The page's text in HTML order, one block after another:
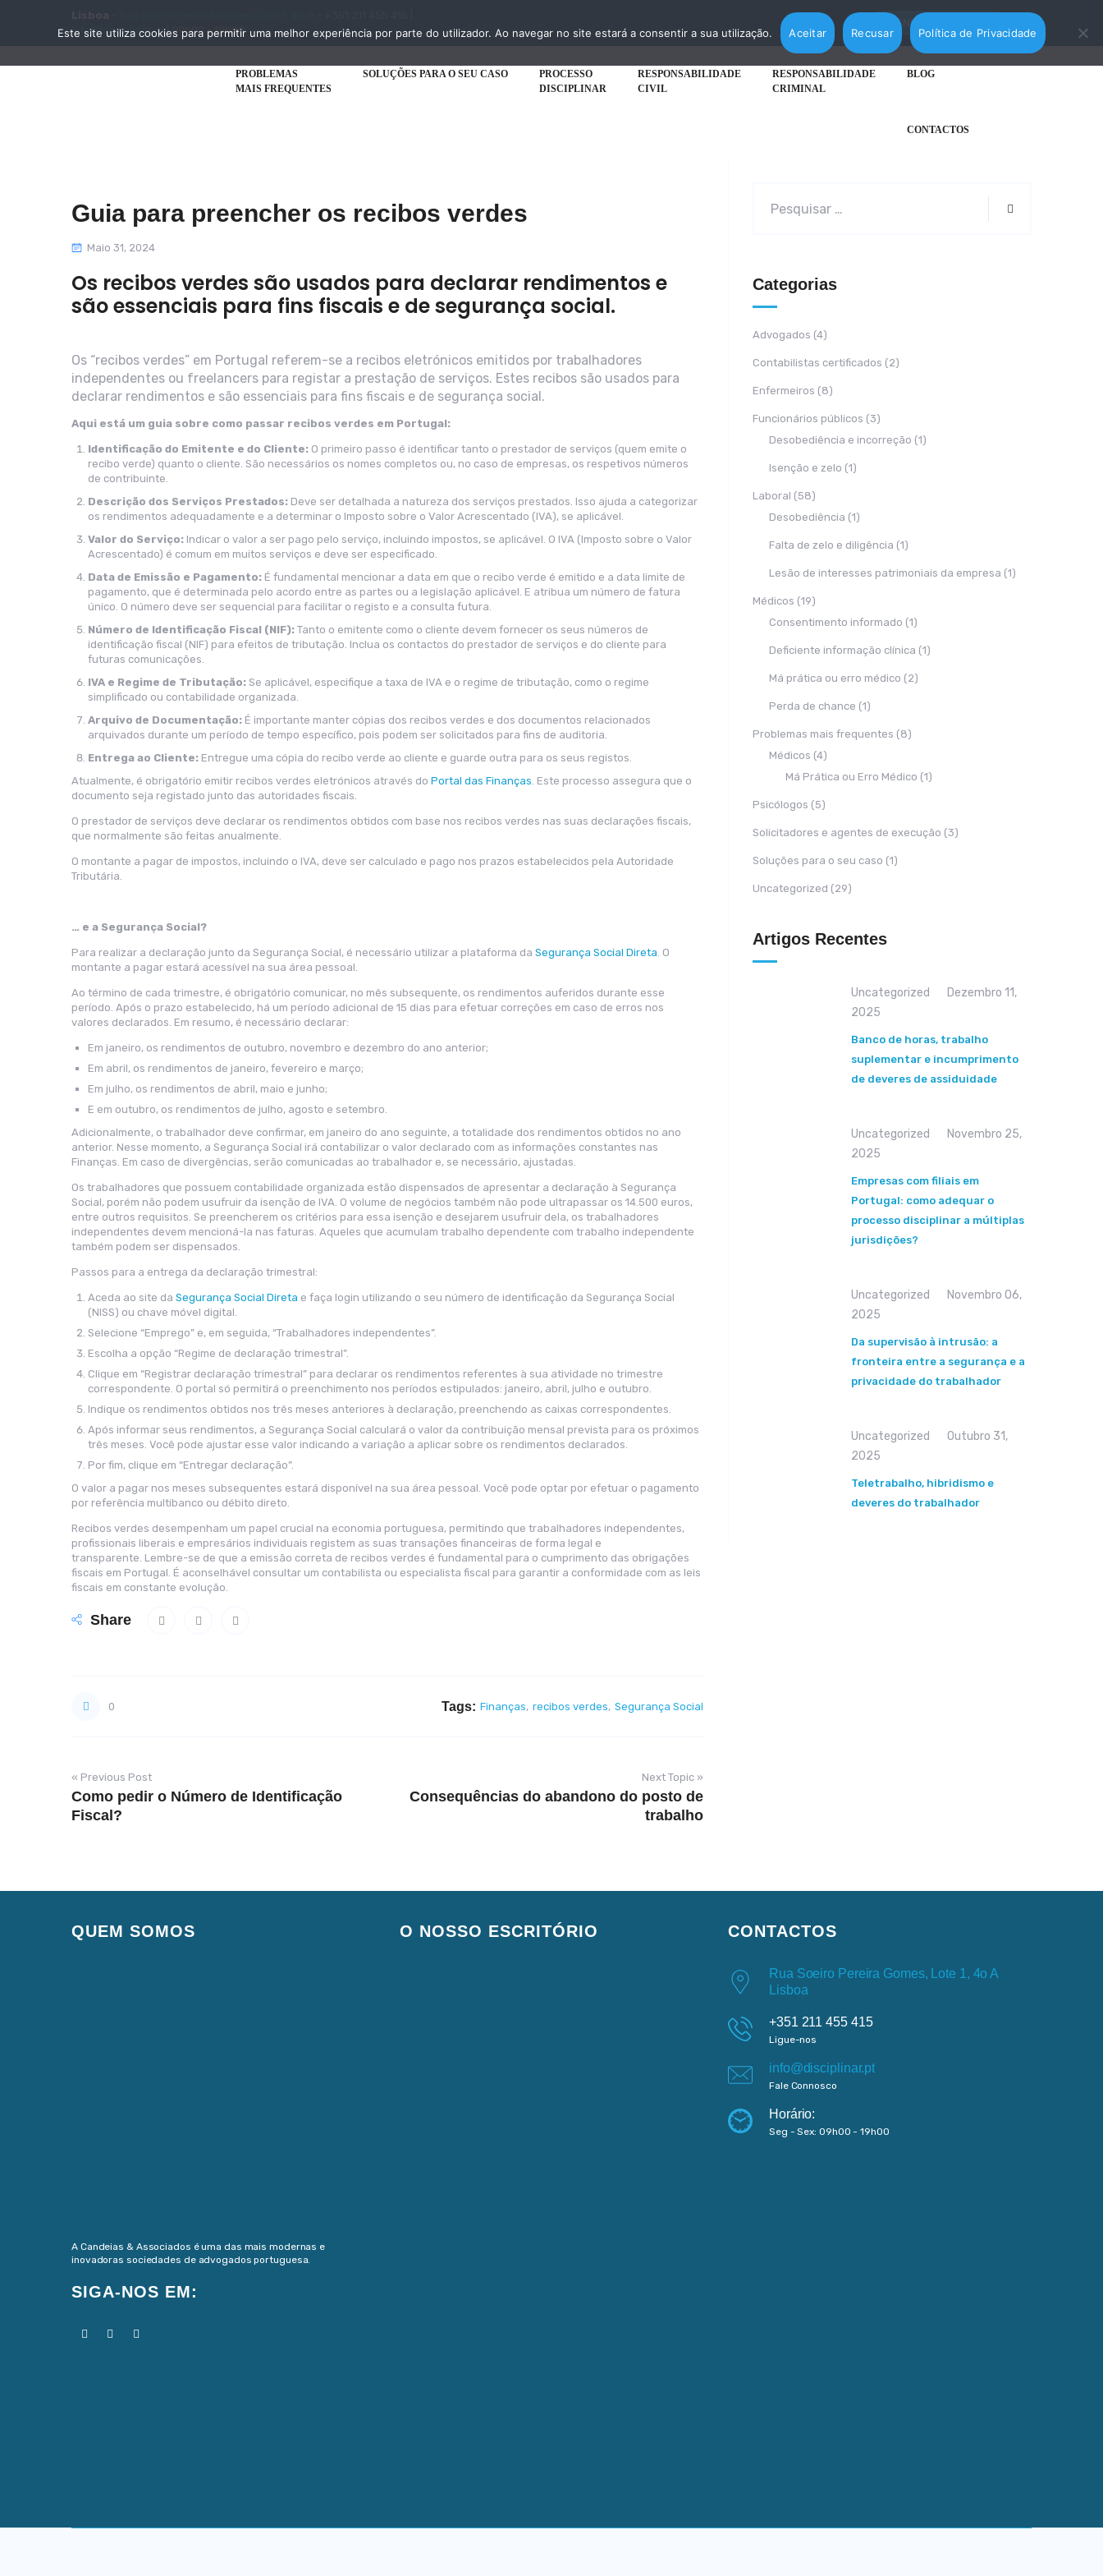
info@disciplinar.pt| 09h00 - 19h00
AGENDAR MARCAÇÃO
PROBLEMAS
MAIS FREQUENTES
SOLUÇÕES PARA O SEU CASO
PROCESSO
DISCIPLINAR
RESPONSABILIDADE
CIVIL
RESPONSABILIDADE
CRIMINAL
BLOG
CONTACTOS
Guia para preencher os recibos verdes
Maio 31, 2024
Os recibos verdes são usados para declarar rendimentos e
são essenciais para fins fiscais e de segurança social.
Os “recibos verdes” em Portugal referem-se a recibos eletrónicos emitidos por trabalhadores
independentes ou freelancers para registar a prestação de serviços. Estes recibos são usados para
declarar rendimentos e são essenciais para fins fiscais e de segurança social.
Aqui está um guia sobre como passar recibos verdes em Portugal:
Identificação do Emitente e do Cliente: O primeiro passo é identificar tanto o prestador de serviços (quem emite o
recibo verde) quanto o cliente. São necessários os nomes completos ou, no caso de empresas, os respetivos números
de contribuinte.
Descrição dos Serviços Prestados: Deve ser detalhada a natureza dos serviços prestados. Isso ajuda a categorizar
os rendimentos adequadamente e a determinar o Imposto sobre o Valor Acrescentado (IVA), se aplicável.
Valor do Serviço: Indicar o valor a ser pago pelo serviço, incluindo impostos, se aplicável. O IVA (Imposto sobre o Valor
Acrescentado) é comum em muitos serviços e deve ser especificado.
Data de Emissão e Pagamento: É fundamental mencionar a data em que o recibo verde é emitido e a data limite de
pagamento, que é determinada pelo acordo entre as partes ou a legislação aplicável. E atribua um número de fatura
único. O número deve ser sequencial para facilitar o registo e a consulta futura.
Número de Identificação Fiscal (NIF): Tanto o emitente como o cliente devem fornecer os seus números de
identificação fiscal (NIF) para efeitos de tributação. Inclua os contactos do prestador de serviços e do cliente para
futuras comunicações.
IVA e Regime de Tributação: Se aplicável, especifique a taxa de IVA e o regime de tributação, como o regime
simplificado ou contabilidade organizada.
Arquivo de Documentação: É importante manter cópias dos recibos verdes e dos documentos relacionados
arquivados durante um período de tempo específico, pois podem ser solicitados para fins de auditoria.
Entrega ao Cliente: Entregue uma cópia do recibo verde ao cliente e guarde outra para os seus registos.
Atualmente, é obrigatório emitir recibos verdes eletrónicos através do Portal das Finanças. Este processo assegura que o
documento seja registado junto das autoridades fiscais.
O prestador de serviços deve declarar os rendimentos obtidos com base nos recibos verdes nas suas declarações fiscais,
que normalmente são feitas anualmente.
O montante a pagar de impostos, incluindo o IVA, deve ser calculado e pago nos prazos estabelecidos pela Autoridade
Tributária.
… e a Segurança Social?
Para realizar a declaração junto da Segurança Social, é necessário utilizar a plataforma da Segurança Social Direta. O
montante a pagar estará acessível na sua área pessoal.
Ao término de cada trimestre, é obrigatório comunicar, no mês subsequente, os rendimentos auferidos durante esse
período. Após o prazo estabelecido, há um período adicional de 15 dias para efetuar correções em caso de erros nos
valores declarados. Em resumo, é necessário declarar:
Em janeiro, os rendimentos de outubro, novembro e dezembro do ano anterior;
Em abril, os rendimentos de janeiro, fevereiro e março;
Em julho, os rendimentos de abril, maio e junho;
E em outubro, os rendimentos de julho, agosto e setembro.
Adicionalmente, o trabalhador deve confirmar, em janeiro do ano seguinte, a totalidade dos rendimentos obtidos no ano
anterior. Nesse momento, a Segurança Social irá contabilizar o valor declarado com as informações constantes nas
Finanças. Em caso de divergências, serão comunicadas ao trabalhador e, se necessário, ajustadas.
Os trabalhadores que possuem contabilidade organizada estão dispensados de apresentar a declaração à Segurança
Social, porém não podem usufruir da isenção de IVA. O volume de negócios também não pode ultrapassar os 14.500 euros,
entre outros requisitos. Se preencherem os critérios para essa isenção e desejarem usufruir dela, os trabalhadores
independentes devem mencioná-la nas faturas. Aqueles que acumulam trabalho dependente com trabalho independente
também podem ser dispensados.
Passos para a entrega da declaração trimestral:
Aceda ao site da Segurança Social Direta e faça login utilizando o seu número de identificação da Segurança Social
(NISS) ou chave móvel digital.
Selecione “Emprego” e, em seguida, “Trabalhadores independentes”.
Escolha a opção “Regime de declaração trimestral”.
Clique em “Registrar declaração trimestral” para declarar os rendimentos referentes à sua atividade no trimestre
correspondente. O portal só permitirá o preenchimento nos períodos estipulados: janeiro, abril, julho e outubro.
Indique os rendimentos obtidos nos três meses anteriores à declaração, preenchendo as caixas correspondentes.
Após informar seus rendimentos, a Segurança Social calculará o valor da contribuição mensal prevista para os próximos
três meses. Você pode ajustar esse valor indicando a variação a aplicar sobre os rendimentos declarados.
Por fim, clique em “Entregar declaração”.
O valor a pagar nos meses subsequentes estará disponível na sua área pessoal. Você pode optar por efetuar o pagamento
por referência multibanco ou débito direto.
Recibos verdes desempenham um papel crucial na economia portuguesa, permitindo que trabalhadores independentes,
profissionais liberais e empresários individuais registem as suas transações financeiras de forma legal e
transparente. Lembre-se de que a emissão correta de recibos verdes é fundamental para o cumprimento das obrigações
fiscais em Portugal. É aconselhável consultar um contabilista ou especialista fiscal para garantir a conformidade com as leis
fiscais em constante evolução.
Share
0 Tags: Finanças, recibos verdes, Segurança Social
« Previous Post
Como pedir o Número de Identificação
Fiscal?
Next Topic »
Consequências do abandono do posto de
trabalho
Categorias
Advogados (4)
Contabilistas certificados (2)
Enfermeiros (8)
Funcionários públicos (3)
Desobediência e incorreção (1)
Isenção e zelo (1)
Laboral (58)
Desobediência (1)
Falta de zelo e diligência (1)
Lesão de interesses patrimoniais da empresa (1)
Médicos (19)
Consentimento informado (1)
Deficiente informação clínica (1)
Má prática ou erro médico (2)
Perda de chance (1)
Problemas mais frequentes (8)
Médicos (4)
Má Prática ou Erro Médico (1)
Psicólogos (5)
Solicitadores e agentes de execução (3)
Soluções para o seu caso (1)
Uncategorized (29)
Artigos Recentes
Uncategorized
Dezembro 11,
2025
Banco de horas, trabalho
suplementar e incumprimento
de deveres de assiduidade
Uncategorized
Novembro 25,
2025
Empresas com filiais em
Portugal: como adequar o
processo disciplinar a múltiplas
jurisdições?
Uncategorized
Novembro 06,
2025
Da supervisão à intrusão: a
fronteira entre a segurança e a
privacidade do trabalhador
Uncategorized
Outubro 31,
2025
Teletrabalho, hibridismo e
deveres do trabalhador
QUEM SOMOS
A Candeias & Associados é uma das mais modernas e
inovadoras sociedades de advogados portuguesa.
SIGA-NOS EM:
O NOSSO ESCRITÓRIO CONTACTOS
Rua Soeiro Pereira Gomes, Lote 1, 4o A
Lisboa
+351 211 455 415
Ligue-nos
info@disciplinar.pt
Fale Connosco
Horário:
Seg - Sex: 09h00 - 19h00
Este site utiliza cookies para permitir uma melhor experiência por parte do utilizador. Ao navegar no site estará a consentir a sua utilização. Aceitar Recusar Política de Privacidade